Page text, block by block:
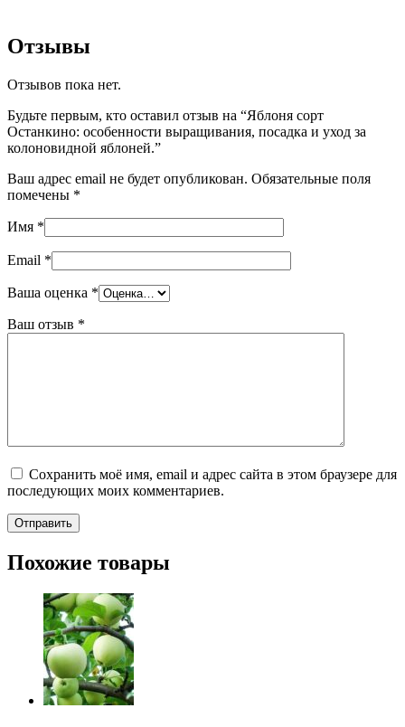
Отзывы
Отзывов пока нет.
Будьте первым, кто оставил отзыв на “Яблоня сорт
Останкино: особенности выращивания, посадка и уход за
колоновидной яблоней.”
Ваш адрес email не будет опубликован. Обязательные поля
помечены *
Имя *
Email *
Ваша оценка *
Ваш отзыв *
Сохранить моё имя, email и адрес сайта в этом браузере для
последующих моих комментариев.
Похожие товары